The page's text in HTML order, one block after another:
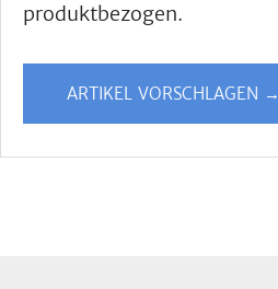
produktbezogen.
ARTIKEL VORSCHLAGEN →